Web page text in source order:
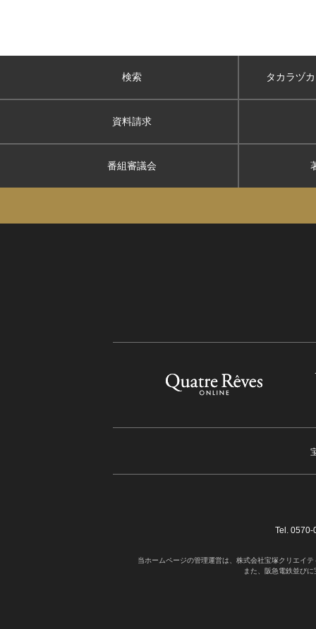
検索 タカラヅ
資料請求
番組審議会
Tel.
当ホームページの管理運営は、株式会社宝塚クリエイ
また、阪急電鉄並び